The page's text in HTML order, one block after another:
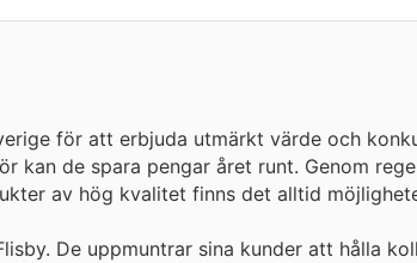
för att erbjuda utmärkt värde och
de spara pengar året runt. Genom
av hög kvalitet finns det alltid
De uppmuntrar sina kunder att hålla